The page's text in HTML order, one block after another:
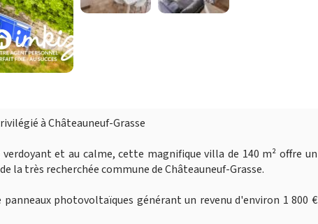
à Châteauneuf-Grasse
et au calme, cette magnifique villa de 140 m² offre un
la très recherchée commune de Châteauneuf-Grasse.
photovoltaïques générant un revenu d'environ 1 800 €